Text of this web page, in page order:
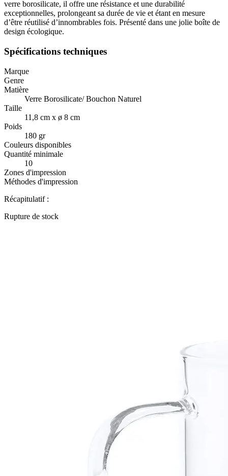
verre borosilicate, il offre une résistance et une durabilité
exceptionnelles, prolongeant sa durée de vie et étant en mesure
d’être réutilisé d’innombrables fois. Présenté dans une jolie boîte de
design écologique.
Spécifications techniques
Marque
Genre
Matière
Verre Borosilicate/ Bouchon Naturel
Taille
11,8 cm x ø 8 cm
Poids
180 gr
Couleurs disponibles
Quantité minimale
10
Zones d'impression
Méthodes d'impression
Récapitulatif :
Rupture de stock